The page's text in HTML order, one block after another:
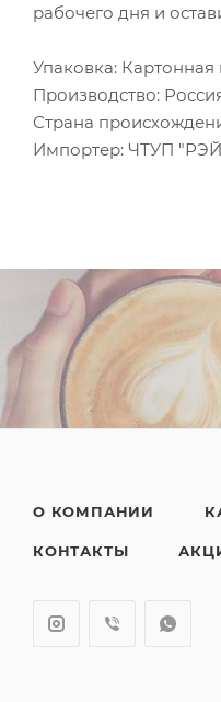
рабочего дня и
Упаковка:
Производство:
Страна
Импортер: ЧТУП
О КОМПАНИИ
КОНТАКТЫ